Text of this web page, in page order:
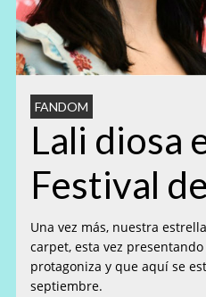
FANDOM
Lali diosa
Festival
Una vez más, nuestra
carpet, esta vez
protagoniza y que aquí se
septiembre.